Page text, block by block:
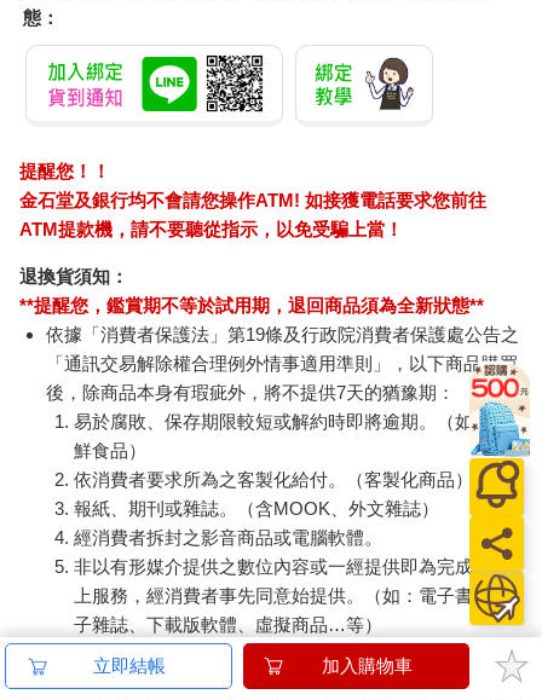
態：
提醒您！！
金石堂及銀行均不會請您操作ATM! 如接獲電話要求您前往
ATM提款機，請不要聽從指示，以免受騙上當！
退換貨須知：
**提醒您，鑑賞期不等於試用期，退回商品須為全新狀態**
依據「消費者保護法」第19條及行政院消費者保護處公告之
「通訊交易解除權合理例外情事適用準則」，以下商品購買
後，除商品本身有瑕疵外，將不提供7天的猶豫期：
易於腐敗、保存期限較短或解約時即將逾期。（如：生
鮮食品）
依消費者要求所為之客製化給付。（客製化商品）
報紙、期刊或雜誌。（含MOOK、外文雜誌）
經消費者拆封之影音商品或電腦軟體。
非以有形媒介提供之數位內容或一經提供即為完成之線
上服務，經消費者事先同意始提供。（如：電子書、電
子雜誌、下載版軟體、虛擬商品…等）
已拆封之個人衛生用品。（如：內衣褲、刮鬍刀、除毛
立即結帳 加入購物車